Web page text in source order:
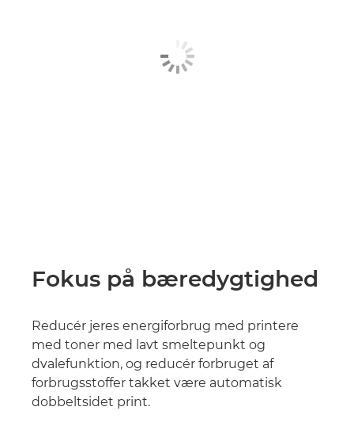
Fokus på bæredygtighed
Reducér jeres energiforbrug med printere
med toner med lavt smeltepunkt og
dvalefunktion, og reducér forbruget af
forbrugsstoffer takket være automatisk
dobbeltsidet print.